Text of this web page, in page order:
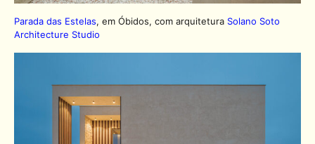
Parada das Estelas, em Óbidos, com arquitetura Solano Soto
Architecture Studio